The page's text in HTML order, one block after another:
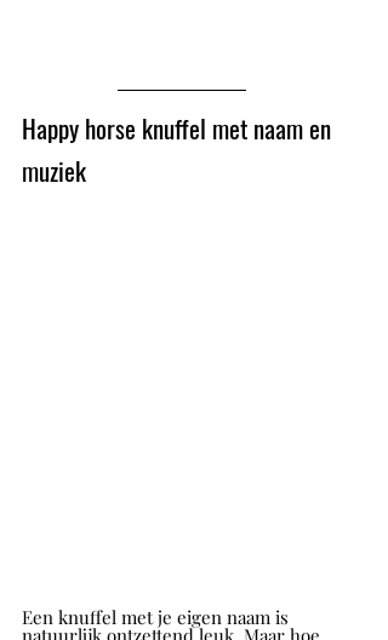
Happy horse knuffel met naam en
muziek
Een knuffel met je eigen naam is